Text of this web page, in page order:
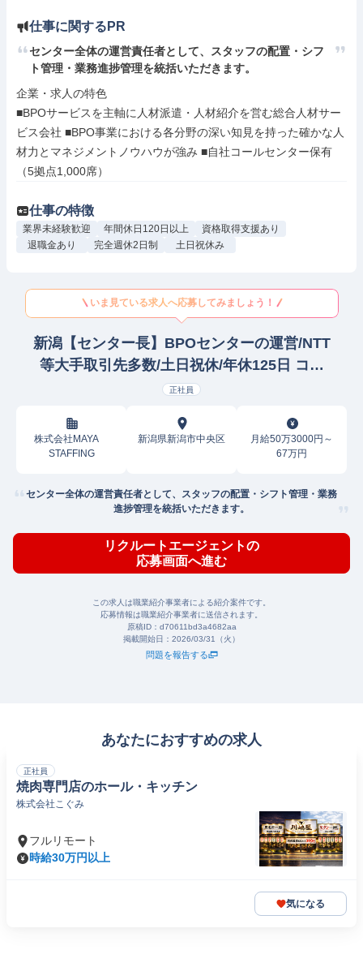
仕事に関するPR
センター全体の運営責任者として、スタッフの配置・シフ
ト管理・業務進捗管理を統括いただきます。
企業・求人の特色
■BPOサービスを主軸に人材派遣・人材紹介を営む総合人材サー
ビス会社 ■BPO事業における各分野の深い知見を持った確かな人
材力とマネジメントノウハウが強み ■自社コールセンター保有
（5拠点1,000席）
仕事の特徴
業界未経験歓迎 年間休日120日以上
資格取得支援あり
退職金あり
完全週休2日制 土日祝休み
いま見ている求人へ応募してみましょう！
新潟【センター長】BPOセンターの運営/NTT
等大手取引先多数/土日祝休/年休125日 コー
ルセンター管理/運営
正社員
株式会社MAYA
STAFFING
新潟県新潟市中央区
月給50万3000円～
67万円
センター全体の運営責任者として、スタッフの配置・シフト管理・業務
進捗管理を統括いただきます。
リクルートエージェントの
応募画面へ進む
この求人は職業紹介事業者による紹介案件です。
応募情報は職業紹介事業者に送信されます。
原稿ID： d70611bd3a4682aa
掲載開始日： 2026/03/31（火）
問題を報告する
あなたにおすすめの求人
正社員
焼肉専門店のホール・キッチン
株式会社こぐみ
フルリモート
時給30万円以上
気になる